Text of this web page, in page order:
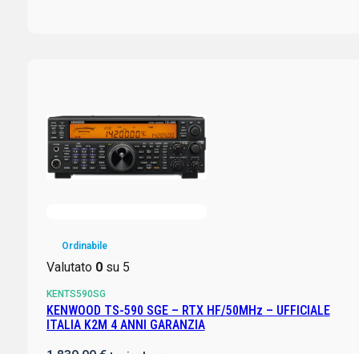
Ordinabile
Valutato 0su 5
KENTS590SG
KENWOOD TS-590 SGE – RTX HF/50MHz – UFFICIALE
ITALIA K2M 4 ANNI GARANZIA